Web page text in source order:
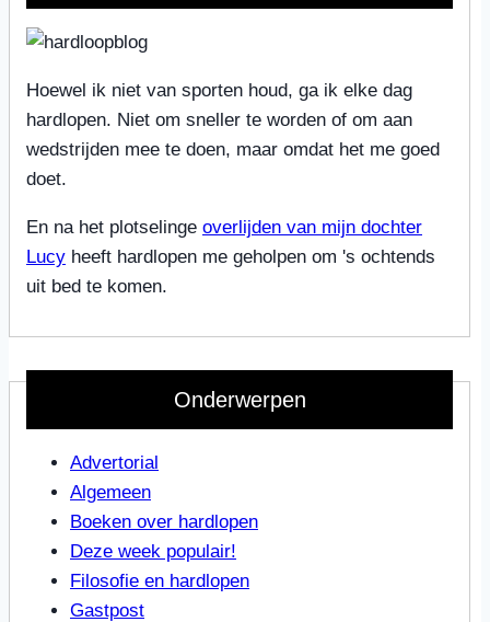
Hoewel ik niet van sporten houd, ga ik elke dag
hardlopen. Niet om sneller te worden of om aan
wedstrijden mee te doen, maar omdat het me goed
doet.
En na het plotselinge overlijden van mijn dochter
Lucy heeft hardlopen me geholpen om 's ochtends
uit bed te komen.
Onderwerpen
Advertorial
Algemeen
Boeken over hardlopen
Deze week populair!
Filosofie en hardlopen
Gastpost